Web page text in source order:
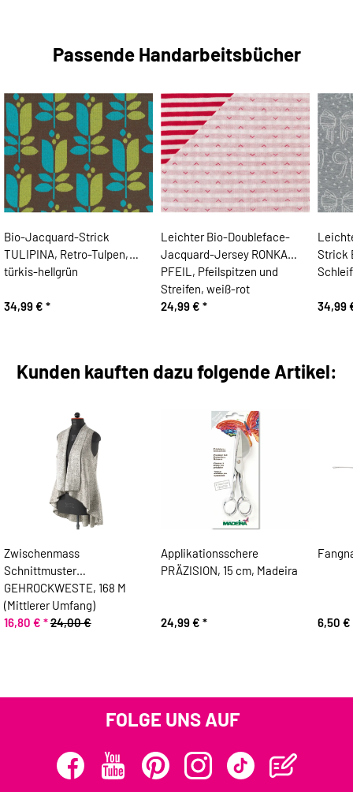
Passende Handarbeitsbücher
Bio-Jacquard-Strick
TULIPINA, Retro-Tulpen,
türkis-hellgrün
34,99 € *
Leichter Bio-Doubleface-
Jacquard-Jersey RONKA
PFEIL, Pfeilspitzen und
Streifen, weiß-rot
24,99 € *
Strick
34,99
Kunden kauften dazu folgende Artikel:
Zwischenmass
Schnittmuster
GEHROCKWESTE, 168 M
(Mittlerer Umfang)
16,80 € *24,00 €
Applikationsschere
PRÄZISION, 15 cm, Madeira
24,99 € * 6,50 €
FOLGE UNS AUF